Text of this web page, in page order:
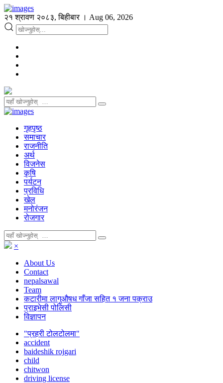
२१ श्रावण २०८३, बिहीबार । Aug 06, 2026
गृहपृष्ठ
समाचार
राजनीति
अर्थ
विजनेस
कृषि
पर्यटन
प्रविधि
खेल
मनोरंजन
रोजगार
×
About Us
Contact
nepalsawal
Team
कटारीमा लागुऔषध गाँजा सहित १ जना पक्राउ
प्राइभेसी पोलिसी
विज्ञापन
"प्रहरी टोलटोलमा"
accident
baideshik rojgari
child
chitwon
driving license